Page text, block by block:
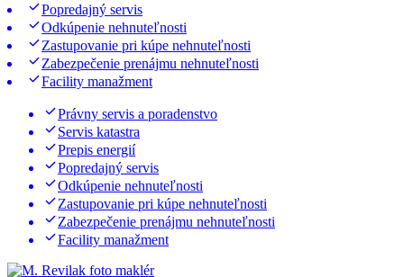
Popredajný servis
Odkúpenie nehnuteľnosti
Zastupovanie pri kúpe nehnuteľnosti
Zabezpečenie prenájmu nehnuteľnosti
Facility manažment
Právny servis a poradenstvo
Servis katastra
Prepis energií
Popredajný servis
Odkúpenie nehnuteľnosti
Zastupovanie pri kúpe nehnuteľnosti
Zabezpečenie prenájmu nehnuteľnosti
Facility manažment